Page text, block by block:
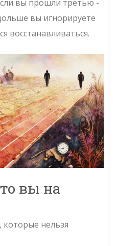
вы прошли третью -
вы игнорируете
восстанавливаться.
вы на
нельзя